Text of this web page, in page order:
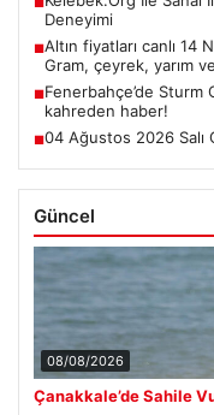
Deneyimi
■Altın fiyatları canlı 14
Gram, çeyrek, yarım
■Fenerbahçe’de Sturm
kahreden haber!
■04 Ağustos 2026 Salı
Güncel
08/08/2026
Çanakkale’de Sahile